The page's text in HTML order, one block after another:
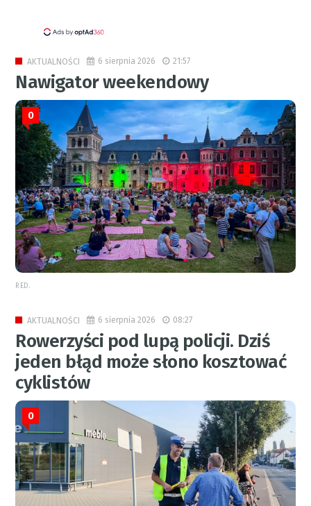
AKTUALNOŚCI 6 sierpnia 2026 21:57
Nawigator weekendowy
0
RED.
AKTUALNOŚCI 6 sierpnia 2026 08:27
Rowerzyści pod lupą policji. Dziś
jeden błąd może słono kosztować
cyklistów
0